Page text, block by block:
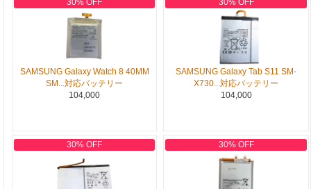
30% OFF
SAMSUNG Galaxy Watch 8 40MM
SM...対応バッテリー
104,000
30% OFF
SAMSUNG Galaxy Tab S11 SM-
X730...対応バッテリー
104,000
30% OFF 30% OFF